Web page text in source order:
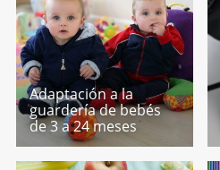
Adaptación a la
guardería de bebés
de 3 a 24 meses